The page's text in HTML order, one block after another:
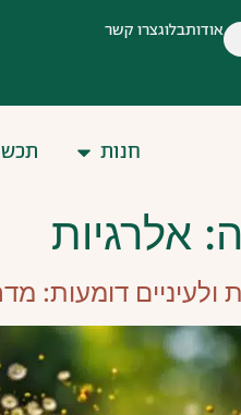
אודותבלוגצרו קשר
חנות
אלרגיות
דומעות: